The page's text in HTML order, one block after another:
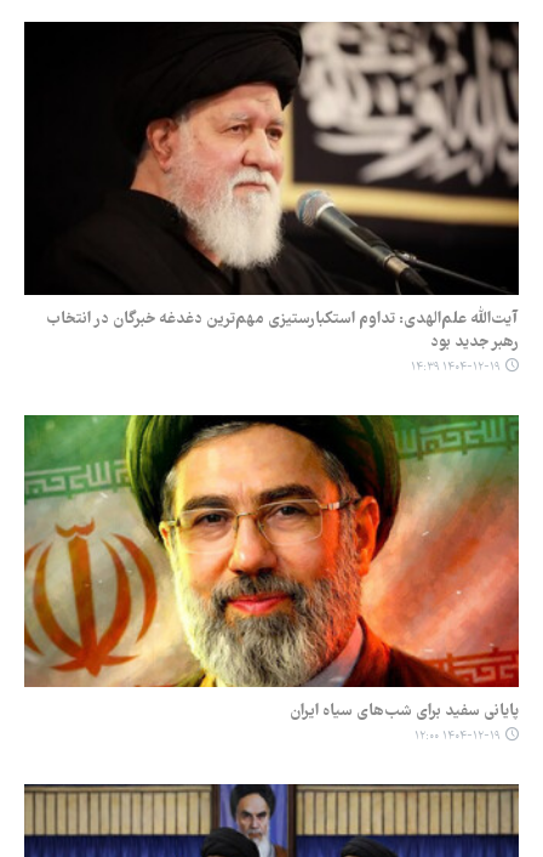
آیت‌الله علم‌الهدی: تداوم استکبارستیزی مهم‌ترین دغدغه خبرگان در انتخاب
رهبر جدید بود
۱۴۰۴-۱۲-۱۹ ۱۴:۳۹
پایانی سفید برای شب‌های سیاه ایران
۱۴۰۴-۱۲-۱۹ ۱۲:۰۰